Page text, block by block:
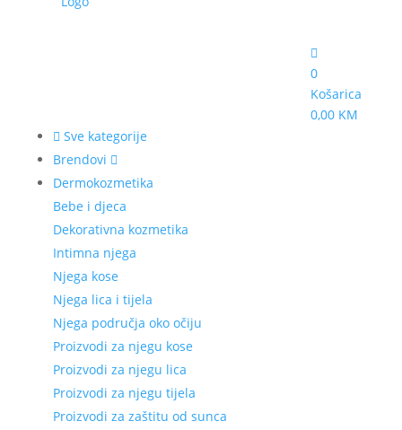
0
Košarica
0,00 KM
Sve kategorije
Brendovi
Dermokozmetika
Bebe i djeca
Dekorativna kozmetika
Intimna njega
Njega kose
Njega lica i tijela
Njega područja oko očiju
Proizvodi za njegu kose
Proizvodi za njegu lica
Proizvodi za njegu tijela
Proizvodi za zaštitu od sunca